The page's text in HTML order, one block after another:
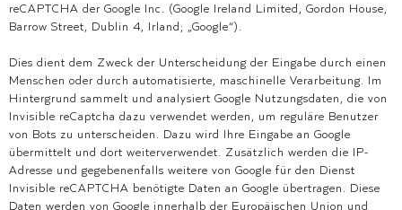
reCAPTCHA der Google Inc. (Google Ireland Limited, Gordon House,
Barrow Street, Dublin 4, Irland; „Google“).
Dies dient dem Zweck der Unterscheidung der Eingabe durch einen
Menschen oder durch automatisierte, maschinelle Verarbeitung. Im
Hintergrund sammelt und analysiert Google Nutzungsdaten, die von
Invisible reCaptcha dazu verwendet werden, um reguläre Benutzer
von Bots zu unterscheiden. Dazu wird Ihre Eingabe an Google
übermittelt und dort weiterverwendet. Zusätzlich werden die IP-
Adresse und gegebenenfalls weitere von Google für den Dienst
Invisible reCAPTCHA benötigte Daten an Google übertragen. Diese
Daten werden von Google innerhalb der Europäischen Union und